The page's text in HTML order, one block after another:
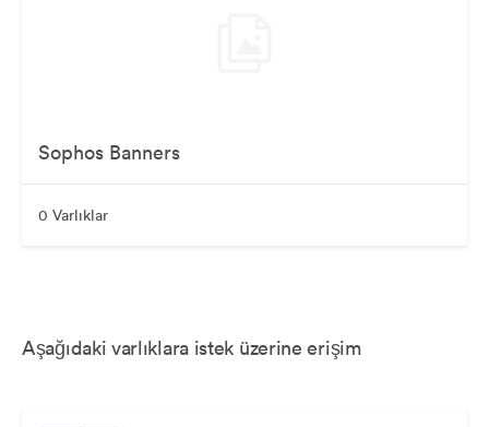
Sophos Banners
0 Varlıklar
Aşağıdaki varlıklara istek üzerine erişim